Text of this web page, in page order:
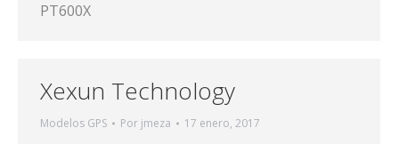
PT600X
Xexun Technology
Modelos GPS Por jmeza 17 enero, 2017